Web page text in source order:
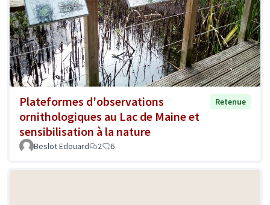
Plateformes d'observations
ornithologiques au Lac de Maine et
sensibilisation à la nature
Retenue
Beslot Edouard 2 6